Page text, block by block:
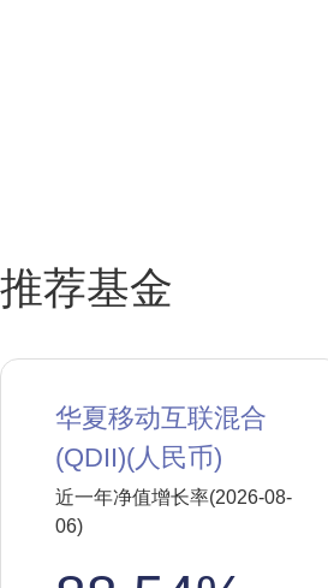
推荐基金
华夏移动互联混合
(QDII)(人民币)
近一年净值增长率(2026-08-
06)